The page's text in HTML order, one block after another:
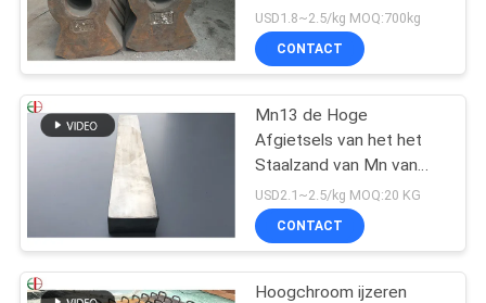
Hamer Uit gegoten staal
EB19047 van de
Chromiumlegering
USD1.8~2.5/kg MOQ:700kg
CONTACT
Mn13 de Hoge
Afgietsels van het het
Staalzand van Mn van
het Mangaanstaal
AS2074 H1A Hoge
USD2.1~2.5/kg MOQ:20 KG
CONTACT
Hoogchroom ijzeren